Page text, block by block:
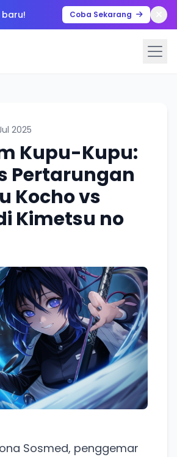
baru! Coba Sekarang
2025
Kupu-Kupu:
Pertarungan
Kocho vs
Kimetsu no
Sosmed, penggemar